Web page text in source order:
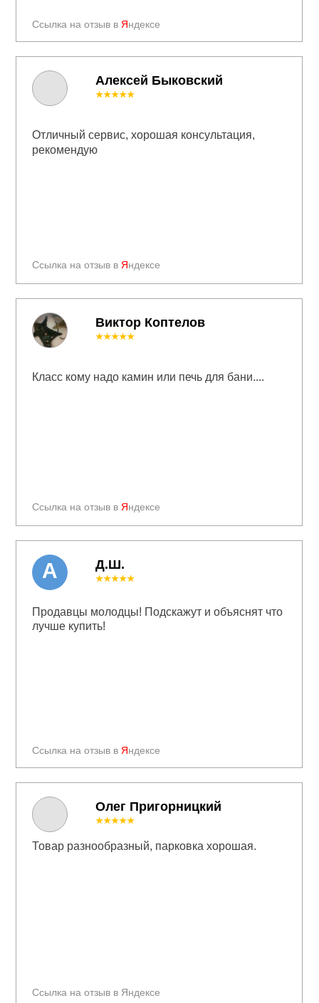
Ссылка на отзыв в Яндексе
Алексей Быковский
Ссылка на отзыв в Яндексе
★★★★★
Отличный сервис, хорошая консультация,
рекомендую
Олег Пригорницкий
Ссылка на отзыв в Яндексе
★★★★★
Класс кому надо камин или печь для бани....
Д.Ш.
Ссылка на отзыв в Яндексе
★★★★★
Продавцы молодцы! Подскажут и объяснят что
лучше купить!
А
Виктор Коптелов
Ссылка на отзыв в Яндексе
★★★★★
Товар разнообразный, парковка хорошая.